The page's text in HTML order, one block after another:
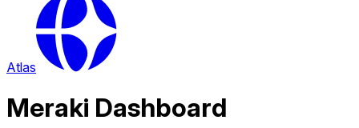
Atlas
Meraki Dashboard